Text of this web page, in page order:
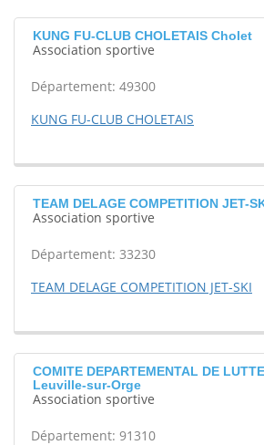
KUNG FU-CLUB CHOLETAIS Cholet
Association sportive
Département: 49300
KUNG FU-CLUB CHOLETAIS
TEAM DELAGE COMPETITION JET-
Association sportive
Département: 33230
TEAM DELAGE COMPETITION JET-SKI
COMITE DEPARTEMENTAL DE
Leuville-sur-Orge
Association sportive
Département: 91310